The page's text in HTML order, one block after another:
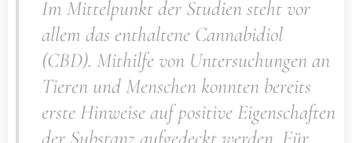
Im Mittelpunkt der Studien steht vor
allem das enthaltene Can­na­bi­diol
(CBD). Mithilfe von Un­ter­su­chungen an
Tieren und Men­schen konnten bereits
erste Hin­wei­se auf positive Eigenschaften
der Sub­stanz auf­ge­deckt werden. Für